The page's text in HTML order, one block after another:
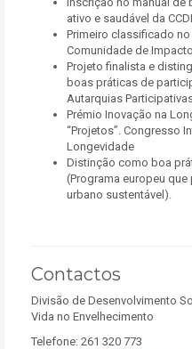
ativo e saudável da
Primeiro classificado
Comunidade de
Projeto finalista e
boas práticas de
Autarquias
Prémio Inovação na
“Projetos”. Congresso
Longevidade
Distinção como boa
(Programa europeu
urbano sustentável).
Contactos
Divisão de Desenvolvimento
Vida no Envelhecimento
Telefone: 261 320 773